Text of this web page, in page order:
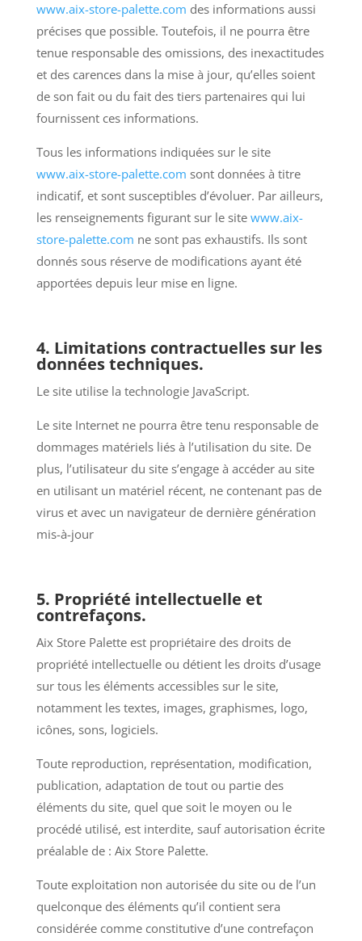
www.aix-store-palette.com des informations aussi
précises que possible. Toutefois, il ne pourra être
tenue responsable des omissions, des inexactitudes
et des carences dans la mise à jour, qu’elles soient
de son fait ou du fait des tiers partenaires qui lui
fournissent ces informations.
Tous les informations indiquées sur le site
www.aix-store-palette.com sont données à titre
indicatif, et sont susceptibles d’évoluer. Par ailleurs,
les renseignements figurant sur le site www.aix-
store-palette.com ne sont pas exhaustifs. Ils sont
donnés sous réserve de modifications ayant été
apportées depuis leur mise en ligne.
4. Limitations contractuelles sur les
données techniques.
Le site utilise la technologie JavaScript.
Le site Internet ne pourra être tenu responsable de
dommages matériels liés à l’utilisation du site. De
plus, l’utilisateur du site s’engage à accéder au site
en utilisant un matériel récent, ne contenant pas de
virus et avec un navigateur de dernière génération
mis-à-jour
5. Propriété intellectuelle et
contrefaçons.
Aix Store Palette est propriétaire des droits de
propriété intellectuelle ou détient les droits d’usage
sur tous les éléments accessibles sur le site,
notamment les textes, images, graphismes, logo,
icônes, sons, logiciels.
Toute reproduction, représentation, modification,
publication, adaptation de tout ou partie des
éléments du site, quel que soit le moyen ou le
procédé utilisé, est interdite, sauf autorisation écrite
préalable de : Aix Store Palette.
Toute exploitation non autorisée du site ou de l’un
quelconque des éléments qu’il contient sera
considérée comme constitutive d’une contrefaçon